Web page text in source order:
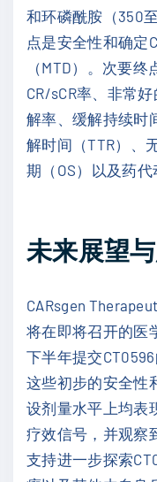
和环磷酰胺（350
点是安全性和确定
（MTD）。次要终
CR/sCR率、非常
解率、缓解持续时
解时间（TTR）、
期（OS）以及药代
未来展望
CARsgen
将在即将召开的医
下半年提交
这些初步的安全性
设剂量水平上均表
疗效信号，并观察
支持进一步探索